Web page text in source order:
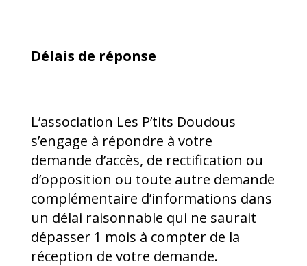
Délais de réponse
L’association Les P’tits Doudous
s’engage à répondre à votre
demande d’accès, de rectification ou
d’opposition ou toute autre demande
complémentaire d’informations dans
un délai raisonnable qui ne saurait
dépasser 1 mois à compter de la
réception de votre demande.